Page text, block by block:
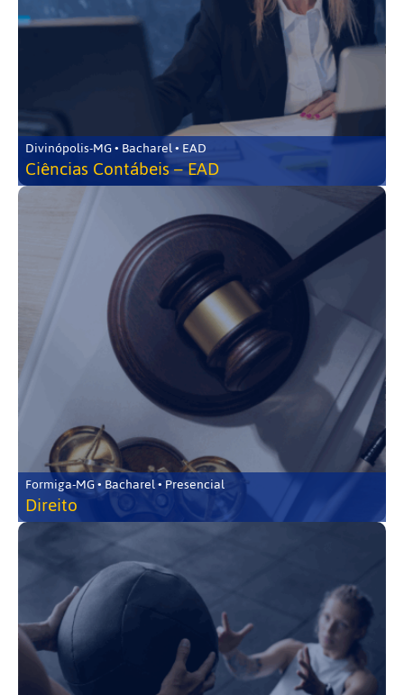
Divinópolis-MG • Bacharel • EAD
Ciências Contábeis – EAD
Formiga-MG • Bacharel • Presencial
Direito